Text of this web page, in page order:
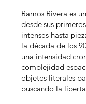
Ramos Rivera es
desde sus
intensos hasta
la década de los
una intensidad
complejidad
objetos literales
buscando la